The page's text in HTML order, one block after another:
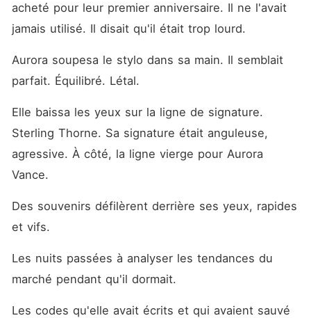
acheté pour leur premier anniversaire. Il ne l'avait
jamais utilisé. Il disait qu'il était trop lourd.
Aurora soupesa le stylo dans sa main. Il semblait
parfait. Équilibré. Létal.
Elle baissa les yeux sur la ligne de signature.
Sterling Thorne. Sa signature était anguleuse,
agressive. À côté, la ligne vierge pour Aurora
Vance.
Des souvenirs défilèrent derrière ses yeux, rapides
et vifs.
Les nuits passées à analyser les tendances du
marché pendant qu'il dormait.
Les codes qu'elle avait écrits et qui avaient sauvé